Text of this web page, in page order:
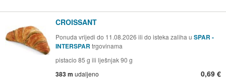
CROISSANT
Ponuda vrijedi do 11.08.2026 ili do isteka zaliha u SPAR -
INTERSPAR trgovinama
pistacio 85 g ili lješnjak 90 g
383 m udaljeno 0,69 €